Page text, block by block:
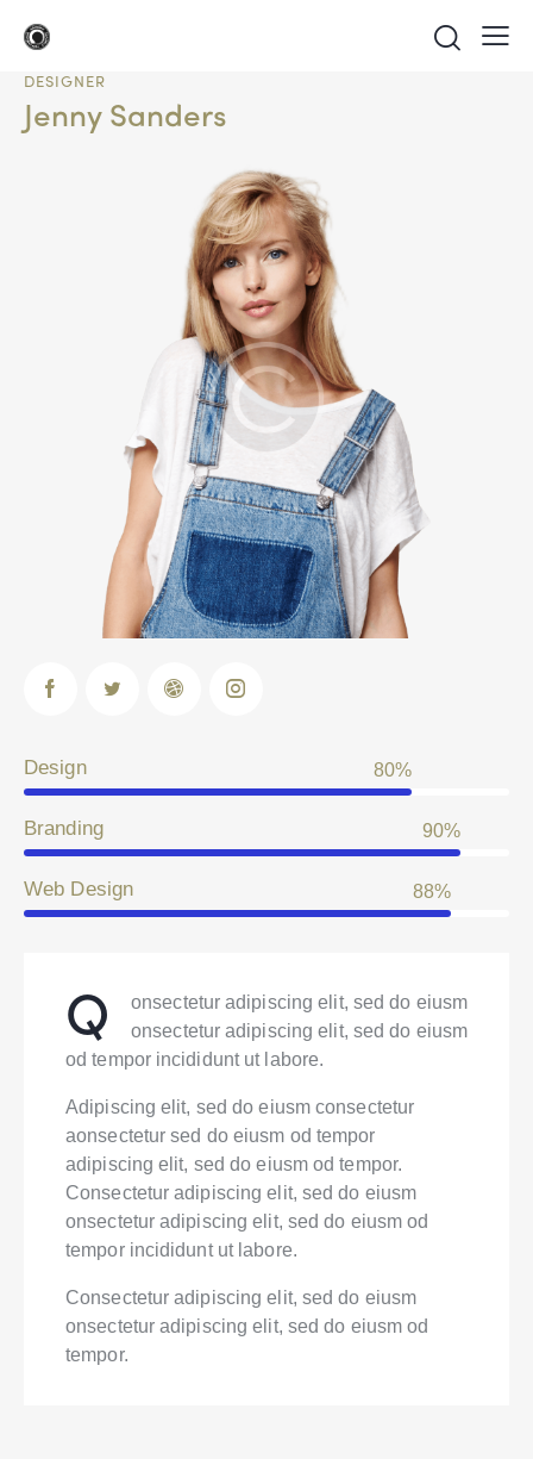
DESIGNER
Jenny Sanders
Design 80%
Branding 90%
Web Design 88%
Q
onsectetur adipiscing elit, sed do eiusm
onsectetur adipiscing elit, sed do eiusm
od tempor incididunt ut labore.
Adipiscing elit, sed do eiusm consectetur
aonsectetur sed do eiusm od tempor
adipiscing elit, sed do eiusm od tempor.
Consectetur adipiscing elit, sed do eiusm
onsectetur adipiscing elit, sed do eiusm od
tempor incididunt ut labore.
Consectetur adipiscing elit, sed do eiusm
onsectetur adipiscing elit, sed do eiusm od
tempor.